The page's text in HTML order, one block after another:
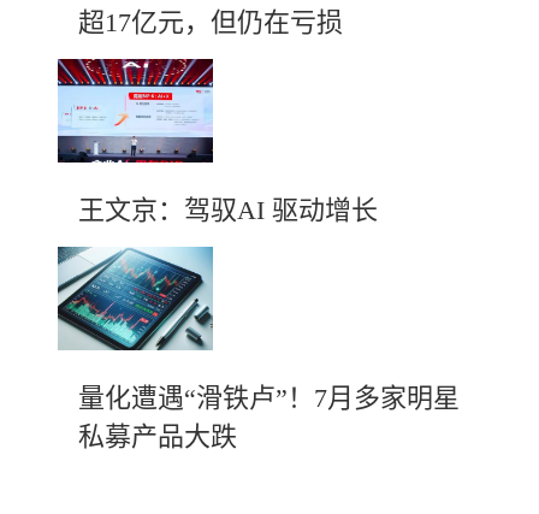
超17亿元，但仍在亏损
王文京：驾驭AI 驱动增长
量化遭遇“滑铁卢”！7月多家明星
私募产品大跌